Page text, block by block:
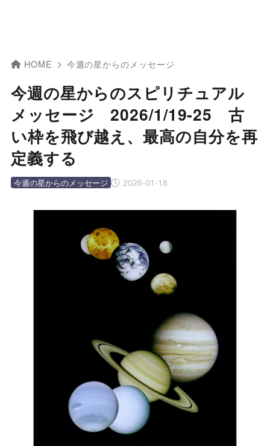
HOME 今週の星からのメッセージ
今週の星からのスピリチュアル
メッセージ 2026/1/19-25 古
い枠を飛び越え、最高の自分を再
定義する
2026-01-18
今週の星からのメッセージ